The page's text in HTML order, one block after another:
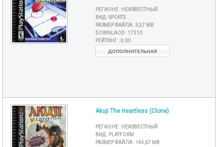
РЕГИОНЕ : НЕИЗВЕСТНЫЙ
ВИД :SPORTS
РАЗМЕР ФАЙЛА :3,57 MB
DOWNLAOD : 17310
РЕЙТИНГ : 0.00
ДОПОЛНИТЕЛЬНАЯ
Akuji The Heartless (Clone)
РЕГИОНЕ : НЕИЗВЕСТНЫЙ
ВИД : PLATFORM
РАЗМЕР ФАЙЛА : 145,67 MB